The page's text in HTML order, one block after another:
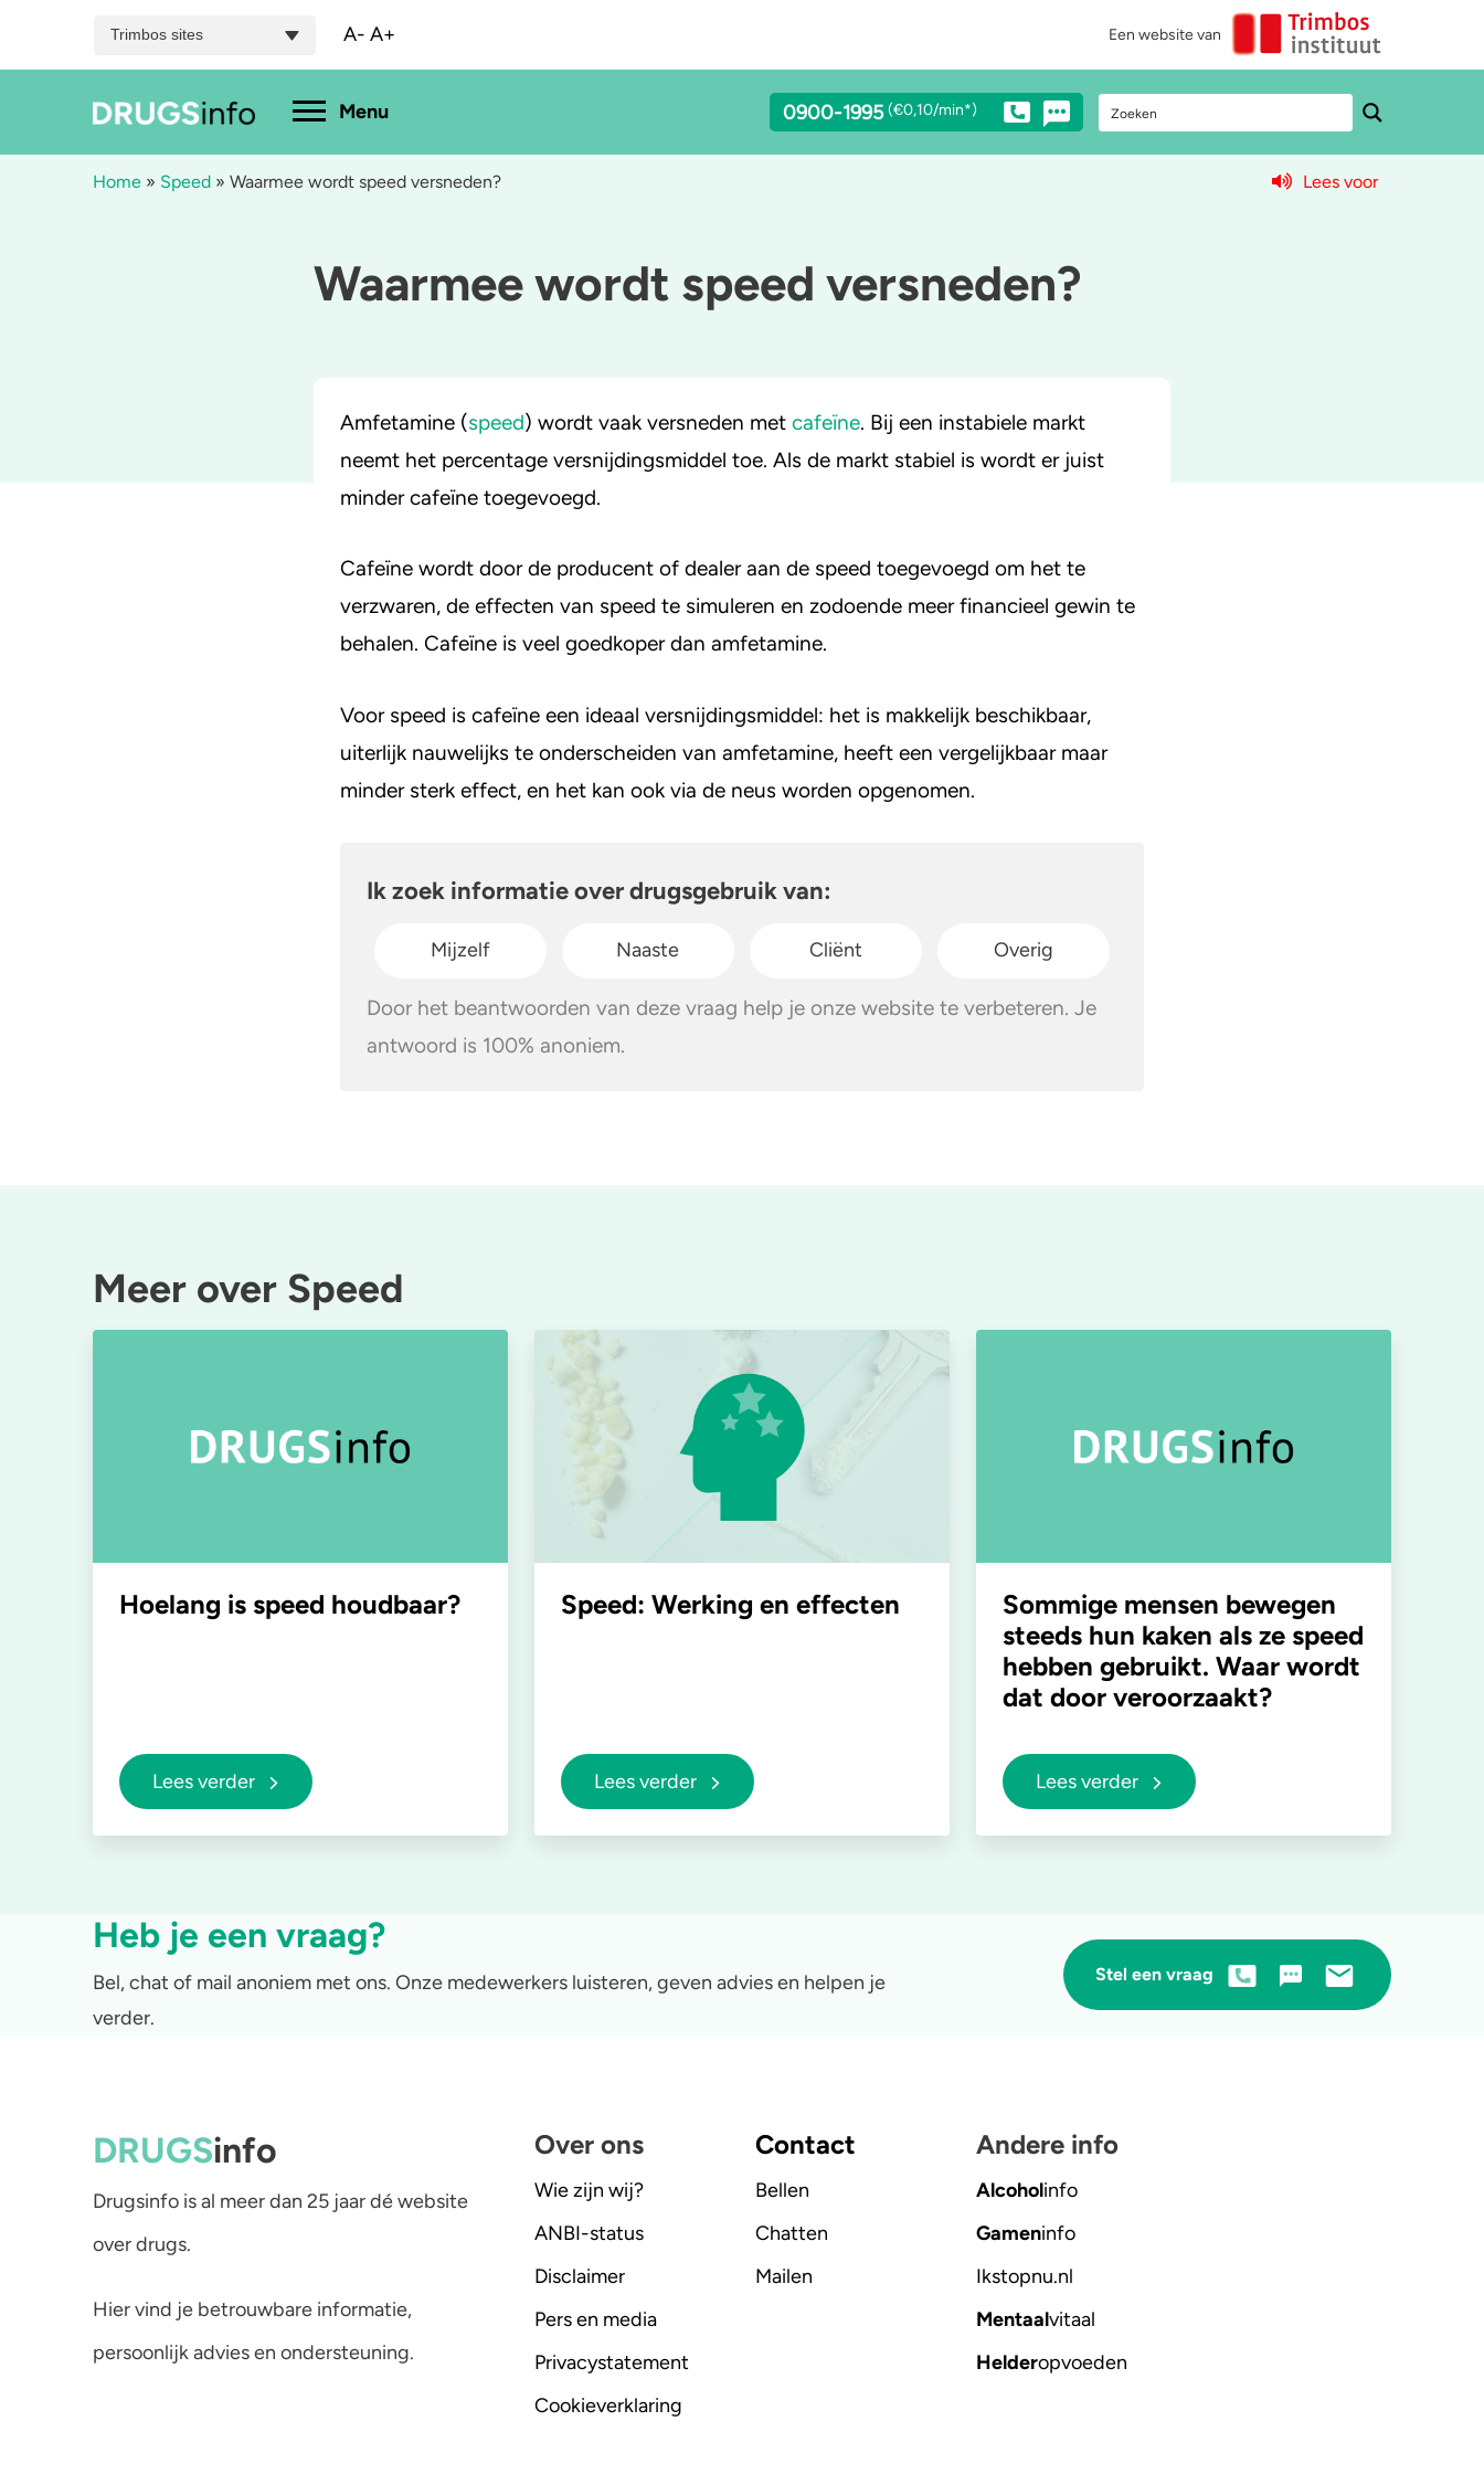
Trimbos sites A- A+ Een website van
MenuHoofdmenu 0900-1995 (€0,10/min*)
Bekijk alle drugs Alcohol
2C-B
Ketamine
LSD
4-FA
Combinaties & medicijnen
Stoppen of minderen
Trends & Cijfers
Check je gebruik
Heb je vragen over drugs? Neem dan
anoniem contact met ons op via mail,
Chat met een medewerker
Stuur ons een e-mail
Home » Speed » Waarmee wordt speed versneden? Lees voor
Waarmee wordt speed versneden?
Amfetamine (speed) wordt vaak versneden met cafeïne. Bij een instabiele markt
neemt het percentage versnijdingsmiddel toe. Als de markt stabiel is wordt er juist
minder cafeïne toegevoegd.
Cafeïne wordt door de producent of dealer aan de speed toegevoegd om het te
verzwaren, de effecten van speed te simuleren en zodoende meer financieel gewin te
behalen. Cafeïne is veel goedkoper dan amfetamine.
Voor speed is cafeïne een ideaal versnijdingsmiddel: het is makkelijk beschikbaar,
uiterlijk nauwelijks te onderscheiden van amfetamine, heeft een vergelijkbaar maar
minder sterk effect, en het kan ook via de neus worden opgenomen.
Ik zoek informatie over drugsgebruik van:
Mijzelf Naaste Cliënt Overig
Door het beantwoorden van deze vraag help je onze website te verbeteren. Je
antwoord is 100% anoniem.
Meer over Speed
Hoelang is speed houdbaar?
Lees verder
Speed: Werking en effecten
Lees verder
Sommige mensen bewegen
steeds hun kaken als ze speed
hebben gebruikt. Waar wordt
dat door veroorzaakt?
Lees verder
Heb je een vraag?
Bel, chat of mail anoniem met ons. Onze medewerkers luisteren, geven advies en helpen je
verder.
Stel een vraag
DRUGSinfo
Drugsinfo is al meer dan 25 jaar dé website
over drugs.
Hier vind je betrouwbare informatie,
persoonlijk advies en ondersteuning.
Over ons
Wie zijn wij?
ANBI-status
Disclaimer
Pers en media
Privacystatement
Cookieverklaring
Contact
Bellen
Chatten
Mailen
Andere info
Alcoholinfo
Gameninfo
Ikstopnu.nl
Mentaalvitaal
Helderopvoeden